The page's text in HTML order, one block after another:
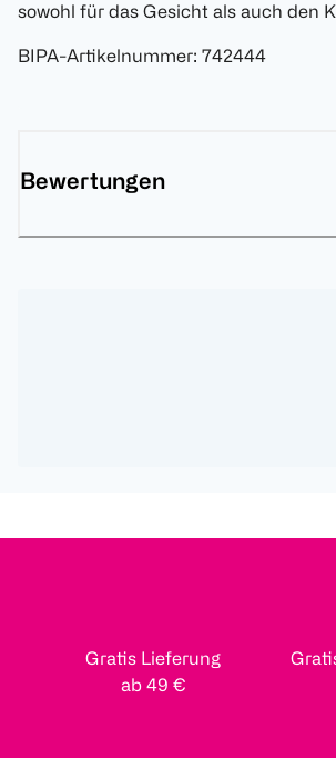
sowohl für das Gesicht als auch den
BIPA-Artikelnummer: 742444
Bewertungen
Gratis Lieferung
ab 49 €